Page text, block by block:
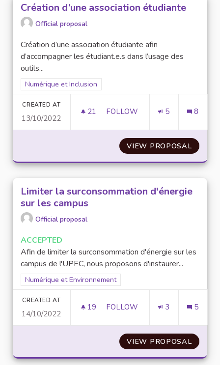
Création d’une association étudiante
Official proposal
Création d’une association étudiante afin
d’accompagner les étudiant.e.s dans l’usage des
outils...
Filter results for scope: Numérique et Inclusion
Numérique et Inclusion
CREATED AT
13/10/2022
21 21 FOLLOWERS
FOLLOW 5 8
VIEW PROPOSAL
Limiter la surconsommation d'énergie
sur les campus
Official proposal
ACCEPTED
Afin de limiter la surconsommation d'énergie sur les
campus de l'UPEC, nous proposons d'instaurer...
Filter results for scope: Numérique et Environnement
Numérique et Environnement
CREATED AT
14/10/2022
19 19 FOLLOWERS
FOLLOW 3 5
VIEW PROPOSAL